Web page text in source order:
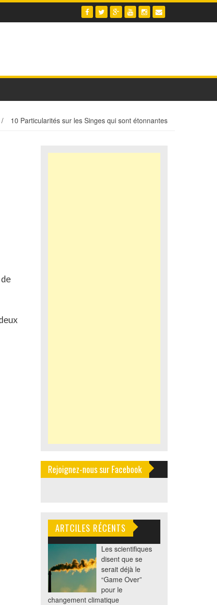
/ 10 Particularités sur les Singes qui sont étonnantes
Rejoignez-nous sur Facebook
ARTCILES RÉCENTS
Les scientifiques
disent que se
serait déjà le
“Game Over”
pour le
changement climatique